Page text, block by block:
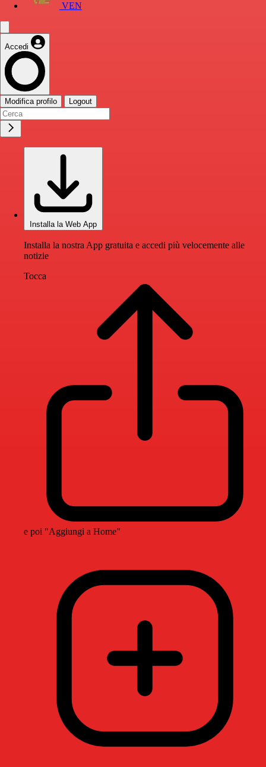
VEN
Accedi
Modifica profilo Logout
Installa la Web App
Installa la nostra App gratuita e accedi più velocemente alle
notizie
Tocca
e poi "Aggiungi a Home"